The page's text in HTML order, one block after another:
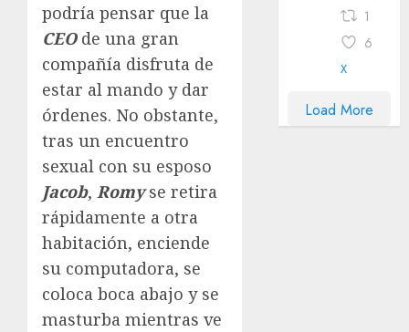
podría pensar que la
CEOde una gran
compañía disfruta de
estar al mando y dar
órdenes. No obstante,
tras un encuentro
sexual con su esposo
Jacob, Romyse retira
rápidamente a otra
habitación, enciende
su computadora, se
coloca boca abajo y se
masturba mientras ve
1
6
X
Load More